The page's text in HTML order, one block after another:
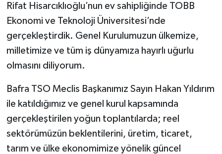
Rifat Hisarcıklıoğlu’nun ev sahipliğinde TOBB
Ekonomi ve Teknoloji Üniversitesi’nde
gerçekleştirdik. Genel Kurulumuzun ülkemize,
milletimize ve tüm iş dünyamıza hayırlı uğurlu
olmasını diliyorum.
Bafra TSO Meclis Başkanımız Sayın Hakan Yıldırım
ile katıldığımız ve genel kurul kapsamında
gerçekleştirilen yoğun toplantılarda; reel
sektörümüzün beklentilerini, üretim, ticaret,
tarım ve ülke ekonomimize yönelik güncel